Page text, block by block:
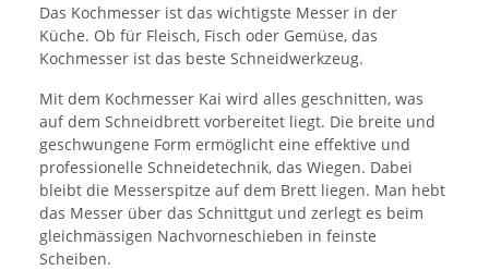
Das Kochmesser ist das wichtigste Messer in der
Küche. Ob für Fleisch, Fisch oder Gemüse, das
Kochmesser ist das beste Schneidwerkzeug.
Mit dem Kochmesser Kai wird alles geschnitten, was
auf dem Schneidbrett vorbereitet liegt. Die breite und
geschwungene Form ermöglicht eine effektive und
professionelle Schneidetechnik, das Wiegen. Dabei
bleibt die Messerspitze auf dem Brett liegen. Man hebt
das Messer über das Schnittgut und zerlegt es beim
gleichmässigen Nachvorneschieben in feinste
Scheiben.